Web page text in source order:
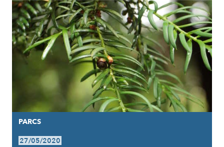
PARCS
27/05/2020